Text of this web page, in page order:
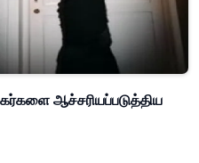
ஆச்சரியப்படுத்திய